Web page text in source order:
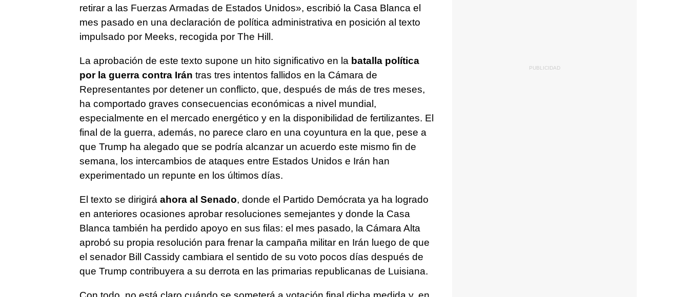
retirar a las Fuerzas Armadas de Estados Unidos», escribió la Casa Blanca el
mes pasado en una declaración de política administrativa en posición al texto
impulsado por Meeks, recogida por The Hill.
La aprobación de este texto supone un hito significativo en la batalla política
por la guerra contra Irán tras tres intentos fallidos en la Cámara de
Representantes por detener un conflicto, que, después de más de tres meses,
ha comportado graves consecuencias económicas a nivel mundial,
especialmente en el mercado energético y en la disponibilidad de fertilizantes. El
final de la guerra, además, no parece claro en una coyuntura en la que, pese a
que Trump ha alegado que se podría alcanzar un acuerdo este mismo fin de
semana, los intercambios de ataques entre Estados Unidos e Irán han
experimentado un repunte en los últimos días.
El texto se dirigirá ahora al Senado, donde el Partido Demócrata ya ha logrado
en anteriores ocasiones aprobar resoluciones semejantes y donde la Casa
Blanca también ha perdido apoyo en sus filas: el mes pasado, la Cámara Alta
aprobó su propia resolución para frenar la campaña militar en Irán luego de que
el senador Bill Cassidy cambiara el sentido de su voto pocos días después de
que Trump contribuyera a su derrota en las primarias republicanas de Luisiana.